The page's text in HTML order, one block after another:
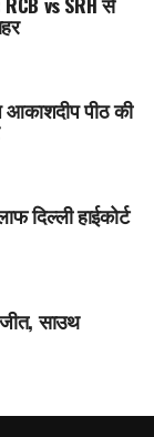
आकाशदीप पीठ की
दिल्ली हाईकोर्ट
साउथ